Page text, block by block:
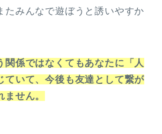
たみんなで遊ぼうと誘いやすか
関係ではなくてもあなたに「人
ていて、今後も友達として繋が
せん。